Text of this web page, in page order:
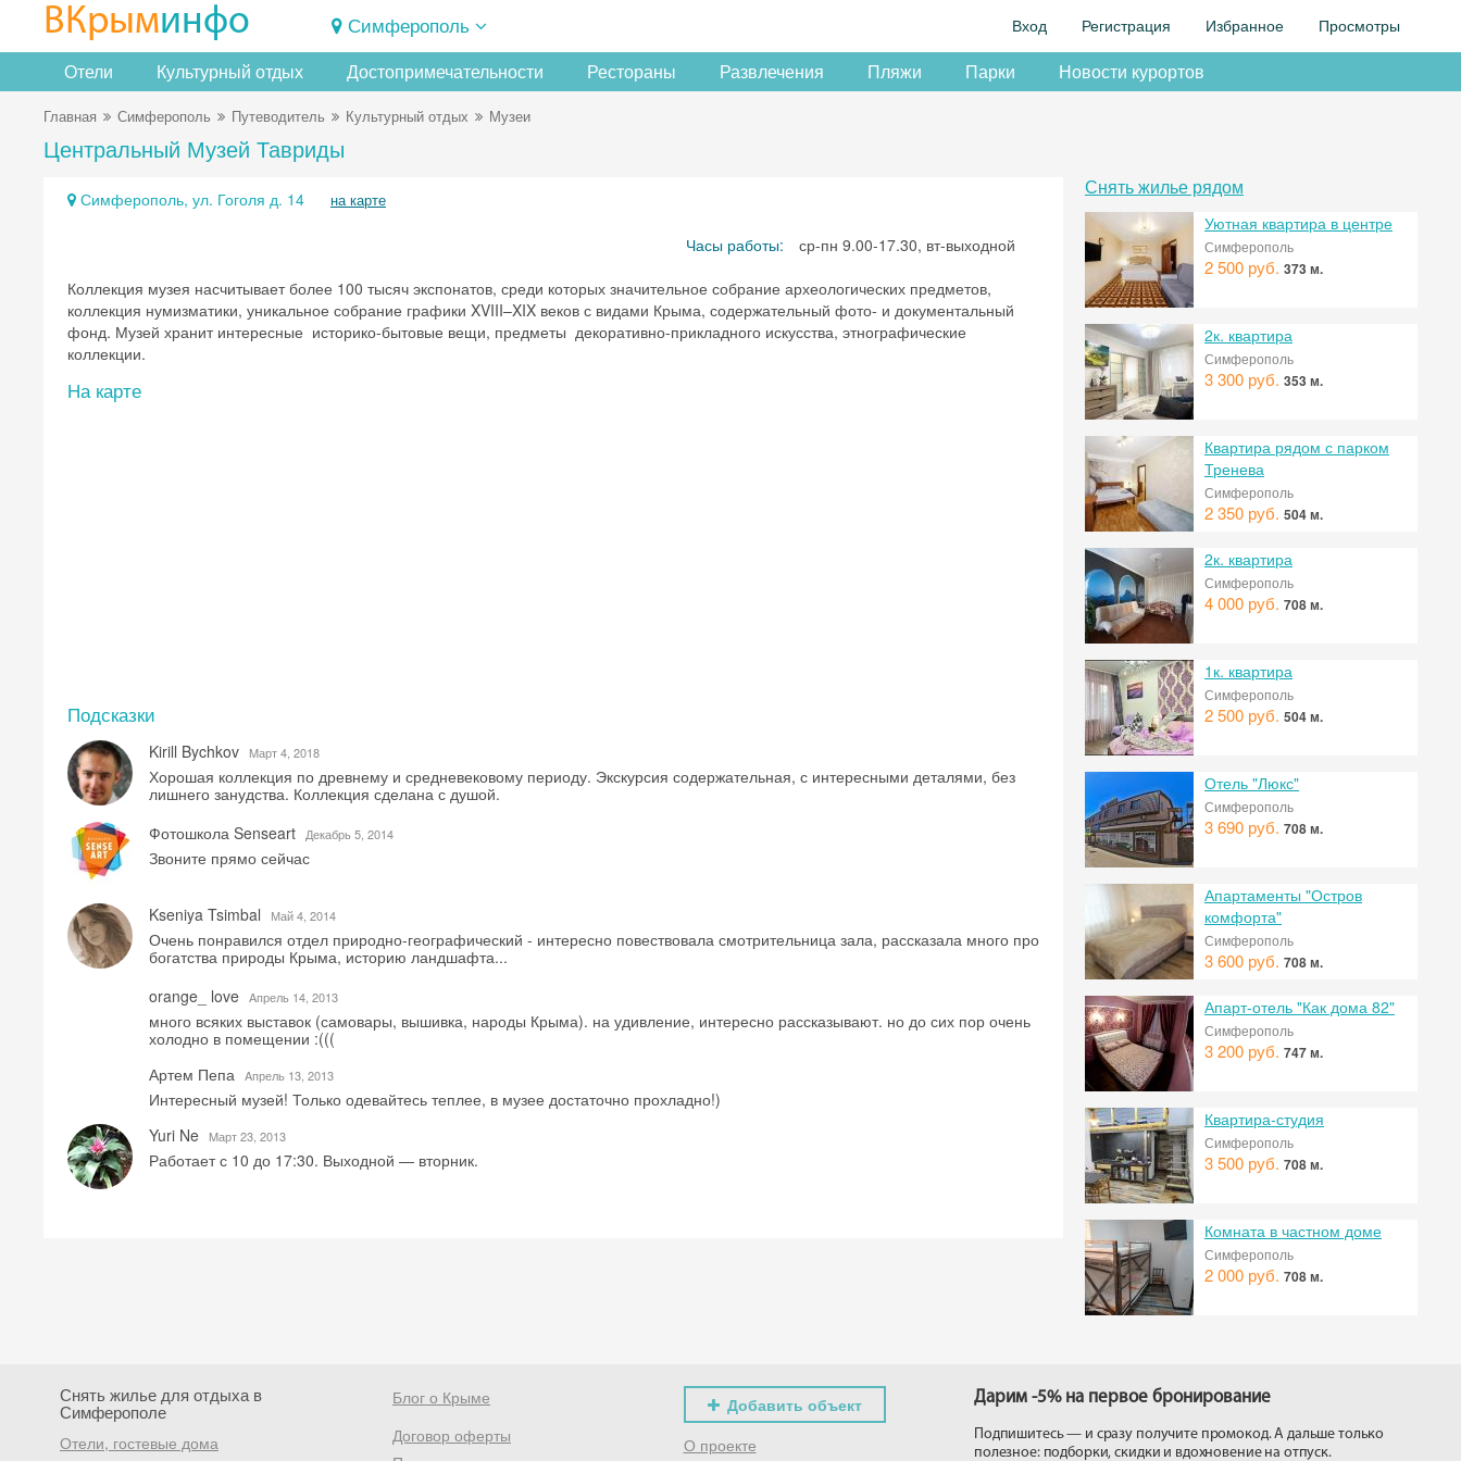
ВКрыминфо Симферополь Вход Регистрация Избранное Просмотры
Отели Культурный отдых Достопримечательности Рестораны Развлечения Пляжи Парки Новости курортов
Главная Симферополь Путеводитель Культурный отдых Музеи
Центральный Музей Тавриды
Симферополь, ул. Гоголя д. 14 на карте
Часы работы:
ср-пн 9.00-17.30, вт-выходной
Коллекция музея насчитывает более 100 тысяч экспонатов, среди которых значительное собрание археологических предметов,
коллекция нумизматики, уникальное собрание графики XVIII–XIX веков с видами Крыма, содержательный фото- и документальный
фонд. Музей хранит интересные историко-бытовые вещи, предметы декоративно-прикладного искусства, этнографические
коллекции.
На карте
Подсказки
Kirill Bychkov Mарт 4, 2018
Хорошая коллекция по древнему и средневековому периоду. Экскурсия содержательная, с интересными деталями, без
лишнего занудства. Коллекция сделана с душой.
Фотошкола Senseart
Декабрь 5, 2014
Звоните прямо сейчас
Kseniya Tsimbal Май 4, 2014
Очень понравился отдел природно-географический - интересно повествовала смотрительница зала, рассказала много про
богатства природы Крыма, историю ландшафта...
orange_ love Aпрель 14, 2013
много всяких выставок (самовары, вышивка, народы Крыма). на удивление, интересно рассказывают. но до сих пор очень
холодно в помещении :(((
Артем Пепа Aпрель 13, 2013
Интересный музей! Только одевайтесь теплее, в музее достаточно прохладно!)
Yuri Ne
Mарт 23, 2013
Работает с 10 до 17:30. Выходной — вторник.
Снять жилье рядом
Уютная квартира в центре
Симферополь
2 500 руб. 373 м.
2к. квартира
Симферополь
3 300 руб. 353 м.
Квартира рядом с парком
Тренева
Симферополь
2 350 руб. 504 м.
2к. квартира
Симферополь
4 000 руб. 708 м.
1к. квартира
Симферополь
2 500 руб. 504 м.
Отель "Люкс"
Симферополь
3 690 руб. 708 м.
Апартаменты "Остров
комфорта"
Симферополь
3 600 руб. 708 м.
Апарт-отель "Как дома 82"
Симферополь
3 200 руб. 747 м.
Квартира-студия
Симферополь
3 500 руб. 708 м.
Комната в частном доме
Симферополь
2 000 руб. 708 м.
Снять жилье для отдыха в
Симферополе
Отели, гостевые дома
Блог о Крыме
Договор оферты
Добавить объект
О проекте
Дарим -5% на первое бронирование
Подпишитесь — и сразу получите промокод. А дальше только
полезное: подборки, скидки и вдохновение на отпуск.
Скидка −5%